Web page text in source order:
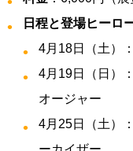
日程と登場ヒーロ
4月18日（土）
4月19日（日）
オージャー
4月25日（土）